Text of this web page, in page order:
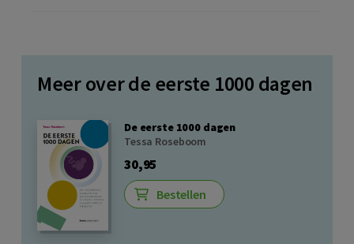
Meer over de eerste 1000 dagen
De eerste 1000 dagen
Tessa Roseboom
30,95
Bestellen